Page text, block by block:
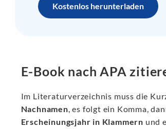
Kostenlos herunterladen
E-Book nach APA
Im Literaturverzeichnis muss die
Nachnamen, es folgt ein Komma,
Erscheinungsjahr in Klammern und